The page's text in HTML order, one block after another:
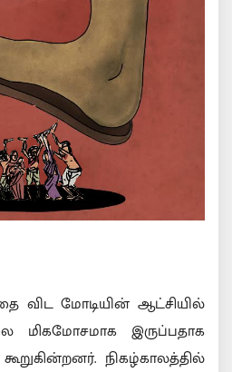
விட மோடியின் ஆட்சியில்
மிகமோசமாக இருப்பதாக
நிகழ்காலத்தில்